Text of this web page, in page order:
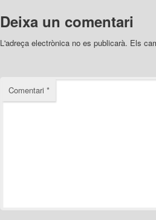
Deixa un comentari
L'adreça electrònica no es publicarà. Els
Comentari *